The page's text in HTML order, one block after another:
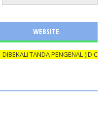
WEBSITE
TANDA PENGENAL (ID CARD)